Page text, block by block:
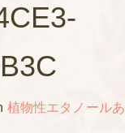
植物性エタノールあ